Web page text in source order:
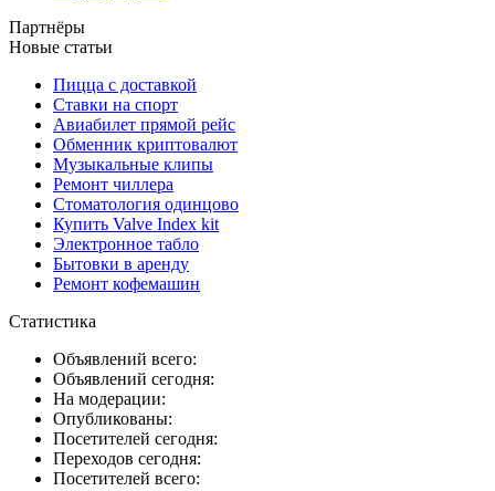
Партнёры
Новые статьи
Пицца с доставкой
Ставки на спорт
Авиабилет прямой рейс
Обменник криптовалют
Музыкальные клипы
Ремонт чиллера
Стоматология одинцово
Купить Valve Index kit
Электронное табло
Бытовки в аренду
Ремонт кофемашин
Статистика
Объявлений всего:
Объявлений сегодня:
На модерации:
Опубликованы:
Посетителей сегодня:
Переходов сегодня:
Посетителей всего: